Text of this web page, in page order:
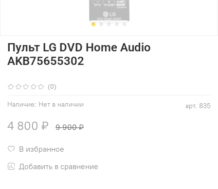
(0)
арт. 835
Наличие: Нет в наличии
Пульт LG DVD Home Audio
AKB75655302
4 800 ₽ 9 900 ₽
В избранное
Добавить в сравнение